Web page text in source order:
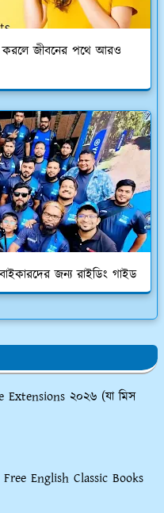
জীবনের পথে আরও
জন্য রাইডিং গাইড
Extensions ২০২৬ (যা মিস
Free English Classic Books